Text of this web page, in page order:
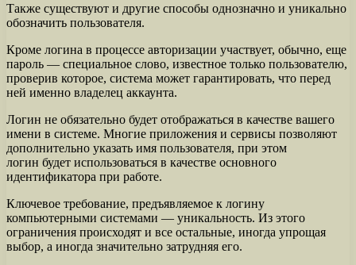
Также существуют и другие способы однозначно и уникально
обозначить пользователя.
Кроме логина в процессе авторизации участвует, обычно, еще
пароль — специальное слово, известное только пользователю,
проверив которое, система может гарантировать, что перед
ней именно владелец аккаунта.
Логин не обязательно будет отображаться в качестве вашего
имени в системе. Многие приложения и сервисы позволяют
дополнительно указать имя пользователя, при этом
логин будет использоваться в качестве основного
идентификатора при работе.
Ключевое требование, предъявляемое к логину
компьютерными системами — уникальность. Из этого
ограничения происходят и все остальные, иногда упрощая
выбор, а иногда значительно затрудняя его.